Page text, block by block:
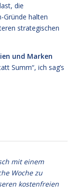
die
Gründe halten
strategischen
und Marken
Summ“, ich sag’s
mit einem
Woche zu
kostenfreien